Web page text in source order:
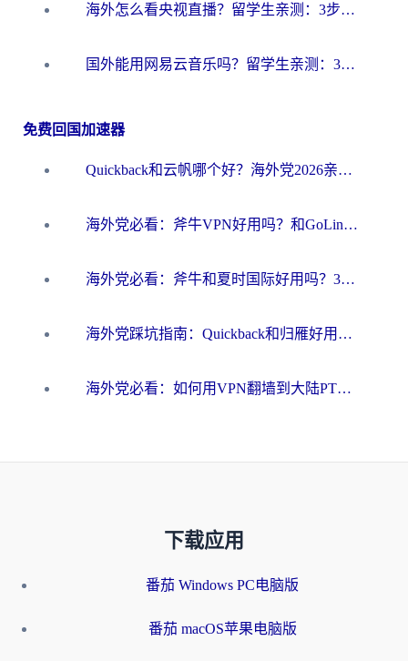
海外怎么看央视直播？留学生亲测：3步解决版权限制+追剧自由
国外能用网易云音乐吗？留学生亲测：3步解决海外听歌难题
免费回国加速器
Quickback和云帆哪个好？海外党2026亲测指南：选对加速器大陆工具，无缝刷国内剧玩国服
海外党必看：斧牛VPN好用吗？和GoLinkVPN对比哪个回国效果更好？
海外党必看：斧牛和夏时国际好用吗？3步选对回国加速器，无缝刷国内资源
海外党踩坑指南：Quickback和归雁好用吗？选对加速器才能无缝刷国内资源
海外党必看：如何用VPN翻墙到大陆PTT？一篇解决你所有回国加速痛点
下载应用
番茄 Windows PC电脑版
番茄 macOS苹果电脑版